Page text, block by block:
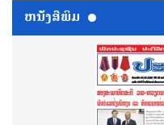
ຫນ້ັງສືພິມ